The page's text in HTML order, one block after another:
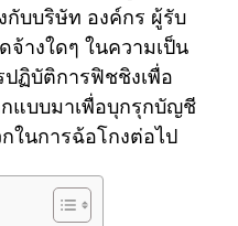
กับบริษัท องค์กร ผู้รับ
างใดๆ ในความเป็น
ปฏิบัติการฟิชชิงเพื่อ
แบบมาเพื่อบุกรุกบัญชี
ในการฉ้อโกงต่อไป